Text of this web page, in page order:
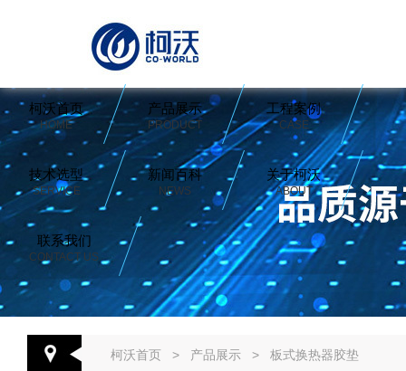
柯沃首页
HOME
产品展示
PRODUCT
工程案例
CASE
技术选型
SERVICE
新闻百科
NEWS
关于柯沃
ABOUT
联系我们
CONTACT US
柯沃首页 > 产品展示 > 板式换热器胶垫